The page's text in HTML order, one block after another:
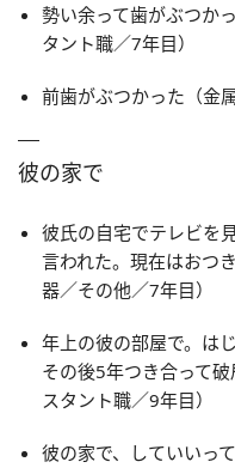
勢い余って歯がぶつか
タント職／7年目）
前歯がぶつかった（金
彼の家で
彼氏の自宅でテレビを
言われた。現在はおつ
器／その他／7年目）
年上の彼の部屋で。は
その後5年つき合って
スタント職／9年目）
彼の家で、していいっ